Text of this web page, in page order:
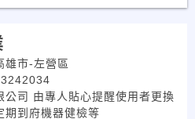
雄市-左營區
公司 由專人貼心提醒使用者更換
期到府機器健檢等